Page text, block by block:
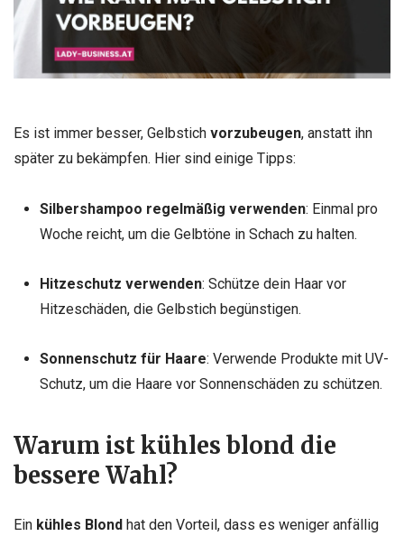
Es ist immer besser, Gelbstich vorzubeugen, anstatt ihn
später zu bekämpfen. Hier sind einige Tipps:
Silbershampoo regelmäßig verwenden: Einmal pro
Woche reicht, um die Gelbtöne in Schach zu halten.
Hitzeschutz verwenden: Schütze dein Haar vor
Hitzeschäden, die Gelbstich begünstigen.
Sonnenschutz für Haare: Verwende Produkte mit UV-
Schutz, um die Haare vor Sonnenschäden zu schützen.
Warum ist kühles blond die
bessere Wahl?
Ein kühles Blond hat den Vorteil, dass es weniger anfällig